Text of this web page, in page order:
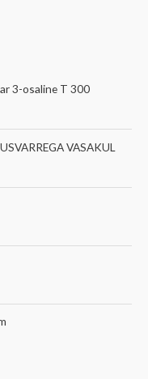
3-osaline T 300
VASAKUL